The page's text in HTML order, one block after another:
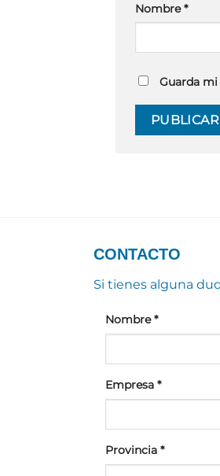
Nombre*
Guarda
CONTACTO
Si tienes alguna
Nombre*
Empresa*
Provincia*